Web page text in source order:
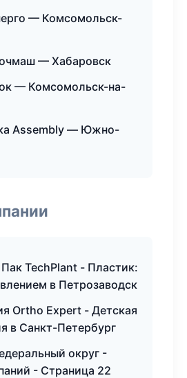
— Комсомольск-
— Хабаровск
— Комсомольск-на-
Assembly — Южно-
TechPlant - Пластик:
в Петрозаводск
Ortho Expert - Детская
в Санкт-Петербург
округ -
- Страница 22